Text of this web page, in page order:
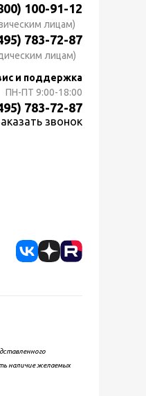
100-91-12
лицам)
783-72-87
лицам)
и поддержка
ПН-ПТ 9:00-18:00
783-72-87
звонок
наличие желаемых